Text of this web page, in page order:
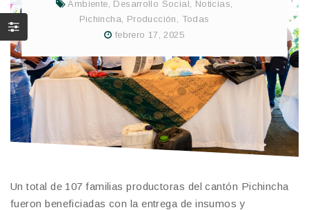
Ambiente, Desarrollo Social, Noticias,
Pichincha, Producción , Todas
febrero 17, 2025
Un total de 107 familias productoras del cantón Pichincha
fueron beneficiadas con la entrega de insumos y